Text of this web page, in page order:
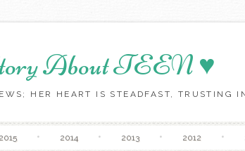
About TEEN ♥
HER HEART IS STEADFAST, TRUSTING
2015 2014 2013 2012